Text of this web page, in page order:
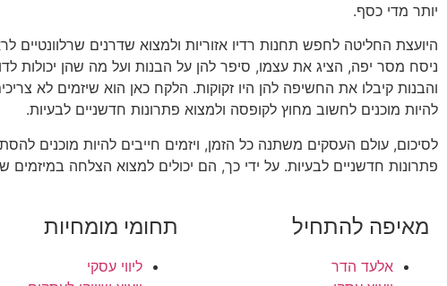
יותר מדי כסף.
היועצת החליטה לחפש תחנות רדיו אזוריות ולמצוא שדרנים
ניסח מסר יפה, הציג את עצמו, סיפר להן על הבנות ועל מה שהן יכולות
והבנות קיבלו את החשיפה להן היו זקוקות. הלקח כאן הוא שיזמים לא
להיות מוכנים לחשוב מחוץ לקופסה ולמצוא פתרונות חדשניים לבעיות.
לסיכום, עולם העסקים משתנה כל הזמן, ויזמים חייבים להיות מוכנים
פתרונות חדשניים לבעיות. על ידי כך, הם יכולים למצוא הצלחה
מאיפה להתחיל
אלעד הדר
תחומי מומחיות
ליווי עסקי